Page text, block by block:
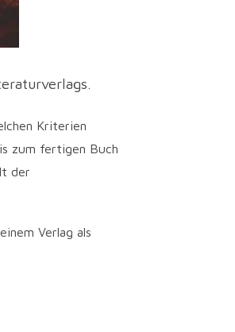
Kriterien
zum fertigen Buch
der
Ver­lag als